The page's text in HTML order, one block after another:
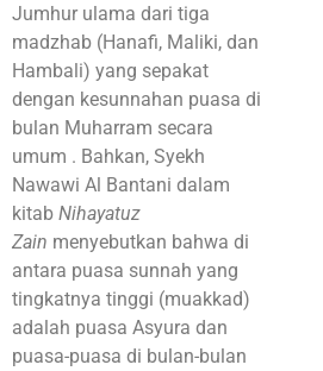
Jumhur ulama dari tiga
madzhab (Hanafi, Maliki, dan
Hambali) yang sepakat
dengan kesunnahan puasa di
bulan Muharram secara
umum . Bahkan, Syekh
Nawawi Al Bantani dalam
kitab Nihayatuz
Zain menyebutkan bahwa di
antara puasa sunnah yang
tingkatnya tinggi (muakkad)
adalah puasa Asyura dan
puasa-puasa di bulan-bulan